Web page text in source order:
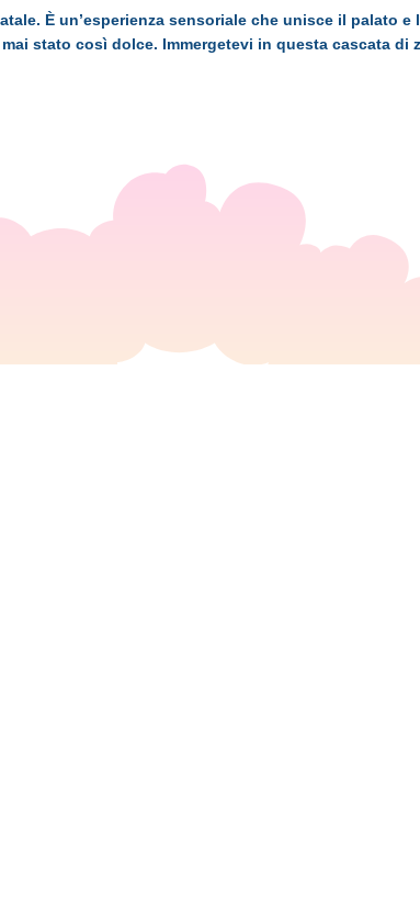
È un’esperienza sensoriale che unisce il palato
stato così dolce. Immergetevi in questa cascata